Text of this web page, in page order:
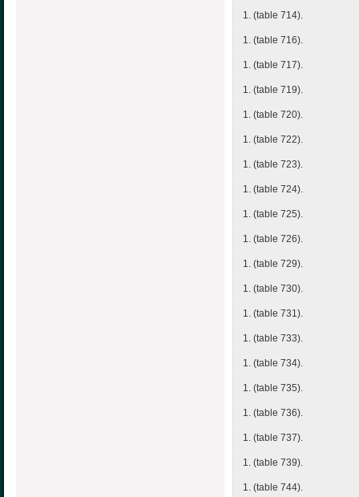
1. (table 714).
1. (table 716).
1. (table 717).
1. (table 719).
1. (table 720).
1. (table 722).
1. (table 723).
1. (table 724).
1. (table 725).
1. (table 726).
1. (table 729).
1. (table 730).
1. (table 731).
1. (table 733).
1. (table 734).
1. (table 735).
1. (table 736).
1. (table 737).
1. (table 739).
1. (table 744).